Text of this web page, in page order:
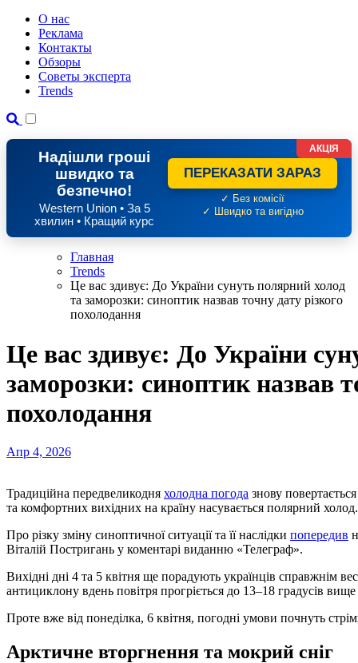
О нас
Реклама
Контакты
Обзоры
Советы эксперта
Trends
Надішли гроші
швидко та
безпечно!
Western Union • За 5
хвилин • Кращий курс
ПЕРЕКАЗАТИ ЗАРАЗ
✓ Без комісії
✓ Швидко та вигідно
АКЦІЯ
Главная
Trends
Це вас здивує: До України сунуть полярний холод
та заморозки: синоптик назвав точну дату різкого
похолодання
Це вас здивує: До України
заморозки: синоптик назвав
похолодання
Апр 4, 2026
Традиційна передвеликодня холодна погода знову
та комфортних вихідних на країну насувається полярний холод.
Про різку зміну синоптичної ситуації та її наслідки попередив
Віталій Постригань у коментарі виданню «Телеграф».
Вихідні дні 4 та 5 квітня ще порадують українців справжнім
антициклону вдень повітря прогріється до 13–18 градусів
Проте вже від понеділка, 6 квітня, погодні умови почнуть
Арктичне вторгнення та мокрий сніг